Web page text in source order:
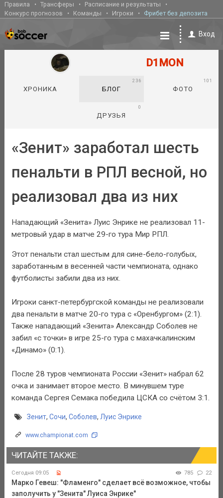
Правила Трансферы
Расписание и результаты
Конкурс прогнозов
Команды Игроки Фрибет без депозита
Вход
D1MON
ХРОНИКА БЛОГ
236
ФОТО
101
ДРУЗЬЯ
0
«Зенит» заработал шесть
пенальти в РПЛ весной, но
реализовал два из них
Нападающий «Зенита» Луис Энрике не реализовал 11-
метровый удар в матче 29-го тура Мир РПЛ.
Этот пенальти стал шестым для сине-бело-голубых,
заработанным в весенней части чемпионата, однако
футболисты забили два из них.
Игроки санкт-петербургской команды не реализовали
два пенальти в матче 20-го тура с «Оренбургом» (2:1).
Также нападающий «Зенита» Александр Соболев не
забил «с точки» в игре 25-го тура с махачкалинским
«Динамо» (0:1).
После 28 туров чемпионата России «Зенит» набрал 62
очка и занимает второе место. В минувшем туре
команда Сергея Семака победила ЦСКА со счётом 3:1.
Зенит, Сочи, Соболев, Луис Энрике
www.championat.com
ЧИТАЙТЕ ТАКЖЕ:
Сегодня 09:05 785 22
Марко Гевеш: "Фламенго" сделает всё возможное, чтобы
заполучить у "Зенита" Луиса Энрике"